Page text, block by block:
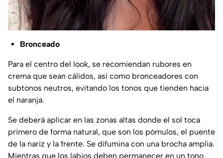
Bronceado
Para el centro del look, se recomiendan rubores en
crema que sean cálidos, así como bronceadores con
subtonos neutros, evitando los tonos que tienden hacia
el naranja.
Se deberá aplicar en las zonas altas donde el sol toca
primero de forma natural, que son los pómulos, el puente
de la nariz y la frente. Se difumina con una brocha amplia.
Mientras que los labios deben permanecer en un tono